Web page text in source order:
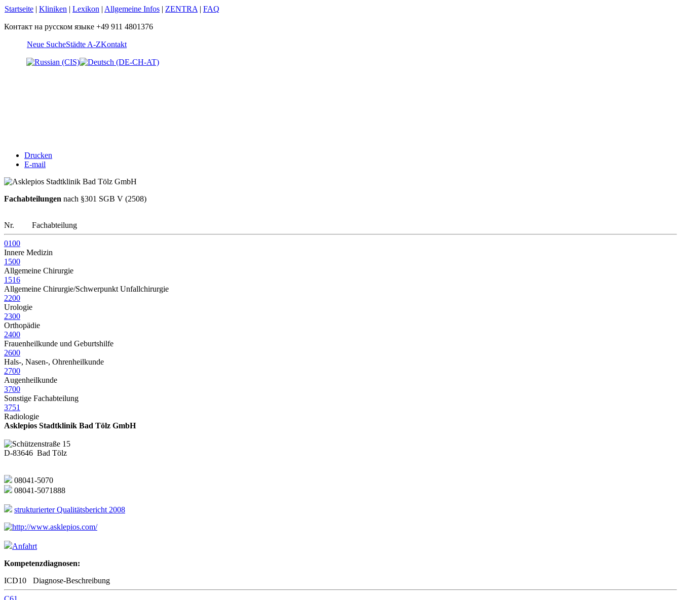
Startseite | Kliniken | Lexikon | Allgemeine Infos | ZENTRA | FAQ
Контакт на русском языке +49 911 4801376
Neue SucheStädte A-ZKontakt
Drucken
E-mail
Fachabteilungen nach §301 SGB V (2508)
Nr. Fachabteilung
0100
Innere Medizin
1500
Allgemeine Chirurgie
1516
Allgemeine Chirurgie/Schwerpunkt Unfallchirurgie
2200
Urologie
2300
Orthopädie
2400
Frauenheilkunde und Geburtshilfe
2600
Hals-, Nasen-, Ohrenheilkunde
2700
Augenheilkunde
3700
Sonstige Fachabteilung
3751
Radiologie
Asklepios Stadtklinik Bad Tölz GmbH
Schützenstraße 15
D-83646 Bad Tölz
08041-5070
08041-5071888
strukturierter Qualitätsbericht 2008
http://www.asklepios.com/
Anfahrt
Kompetenzdiagnosen:
ICD10
Diagnose-Beschreibung